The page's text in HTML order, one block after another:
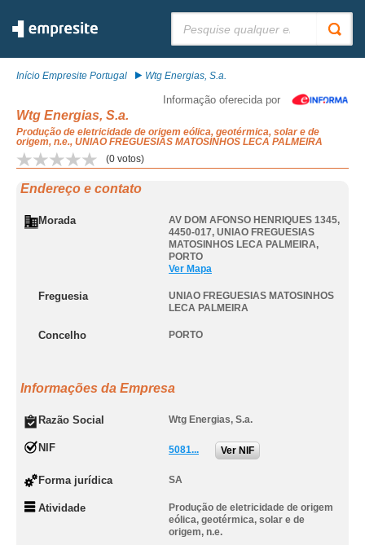
Início Empresite Portugal Wtg Energias, S.a.
Informação oferecida por
Wtg Energias, S.a.
Produção de eletricidade de origem eólica, geotérmica, solar e de
origem, n.e., UNIAO FREGUESIAS MATOSINHOS LECA PALMEIRA
(0 votos)
Endereço e contato
Morada
AV DOM AFONSO HENRIQUES 1345,
4450-017, UNIAO FREGUESIAS
MATOSINHOS LECA PALMEIRA,
PORTO
Ver Mapa
Freguesia
UNIAO FREGUESIAS MATOSINHOS
LECA PALMEIRA
Concelho PORTO
Informações da Empresa
Razão Social Wtg Energias, S.a.
NIF 5081... Ver NIF
Forma jurídica SA
Atividade
Produção de eletricidade de origem
eólica, geotérmica, solar e de
origem, n.e.